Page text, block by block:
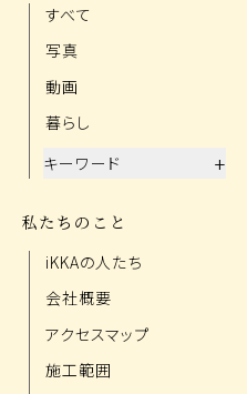
すべて
写真
動画
暮らし
キーワード
+
私たちのこと
iKKAの人たち
会社概要
アクセスマップ
施工範囲